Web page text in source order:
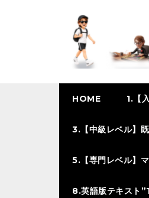
HOME 1.【
3.【中級レベル】
5.【専門レベル】
8.英語版テキス